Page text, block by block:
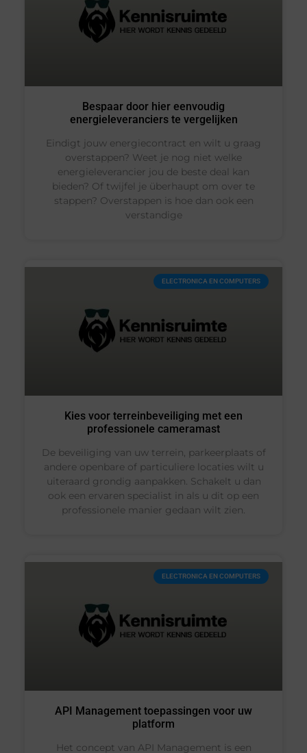
Bespaar door hier eenvoudig
energieleveranciers te vergelijken
Eindigt jouw energiecontract en wilt u graag
overstappen? Weet je nog niet welke
energieleverancier jou de beste deal kan
bieden? Of twijfel je überhaupt om over te
stappen? Overstappen is hoe dan ook een
verstandige
ELECTRONICA EN COMPUTERS
Kies voor terreinbeveiliging met een
professionele cameramast
De beveiliging van uw terrein, parkeerplaats of
andere openbare of particuliere locaties wilt u
uiteraard grondig aanpakken. Schakelt u dan
ook een ervaren specialist in als u dit op een
professionele manier gedaan wilt zien.
ELECTRONICA EN COMPUTERS
API Management toepassingen voor uw
platform
Het concept van API Management is een